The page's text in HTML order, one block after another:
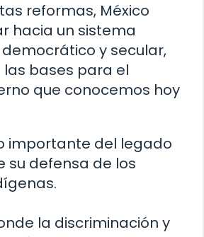
reformas, México
hacia un sistema
y secular,
las bases para el
que conocemos hoy
importante del legado
su defensa de los
la discriminación y